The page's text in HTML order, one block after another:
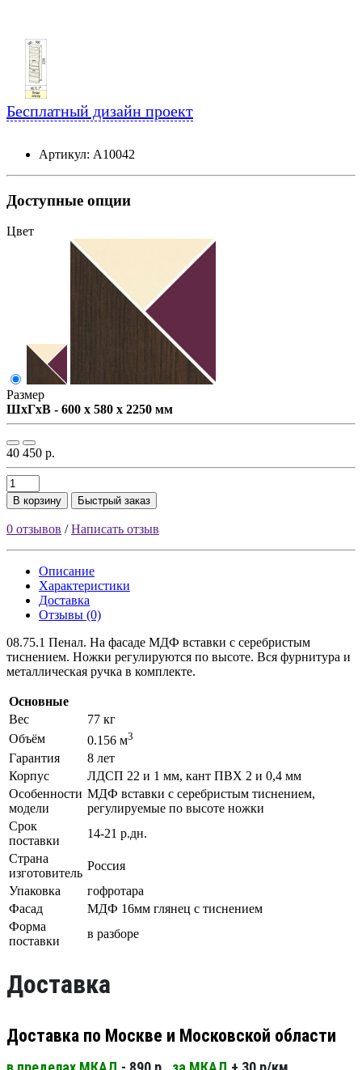
Бесплатный дизайн проект
Артикул: А10042
Доступные опции
Цвет
Размер
ШxГxВ - 600 x 580 x 2250 мм
40 450 р.
В корзину Быстрый заказ
0 отзывов /Написать отзыв
Описание
Характеристики
Доставка
Отзывы (0)
08.75.1 Пенал. На фасаде МДФ вставки с серебристым
тиснением. Ножки регулируются по высоте. Вся фурнитура и
металлическая ручка в комплекте.
Основные
Вес
77 кг
Объём
0.156 м3
Гарантия
8 лет
Корпус
ЛДСП 22 и 1 мм, кант ПВХ 2 и 0,4 мм
Особенности
модели
МДФ вставки с серебристым тиснением,
регулируемые по высоте ножки
Срок
поставки
14-21 р.дн.
Страна
изготовитель
Россия
Упаковка
гофротара
Фасад
МДФ 16мм глянец с тиснением
Форма
поставки
в разборе
Доставка
Доставка по Москве и Московской области